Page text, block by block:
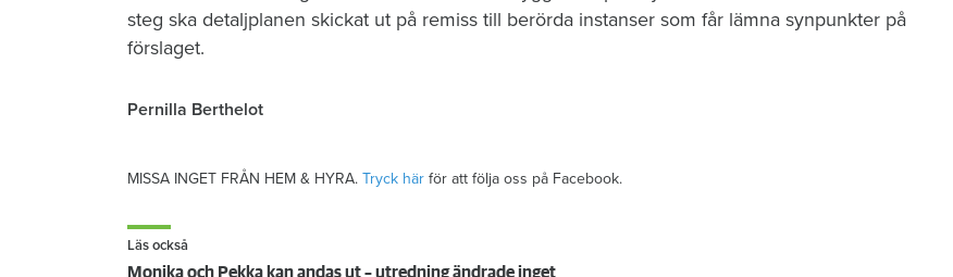
steg ska detaljplanen skickat ut på remiss till berörda instanser som får lämna synpunkter på
förslaget.
Pernilla Berthelot
MISSA INGET FRÅN HEM & HYRA. Tryck här för att följa oss på Facebook.
Läs också
Monika och Pekka kan andas ut – utredning ändrade inget